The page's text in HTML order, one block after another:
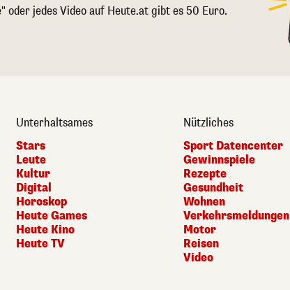
oder jedes Video auf Heute.at gibt es 50 Euro.
Unterhaltsames
Stars
Leute
Kultur
Digital
Horoskop
Heute Games
Heute Kino
Heute TV
Nützliches
Sport Datencenter
Gewinnspiele
Rezepte
Gesundheit
Wohnen
Verkehrsmeldungen
Motor
Reisen
Video